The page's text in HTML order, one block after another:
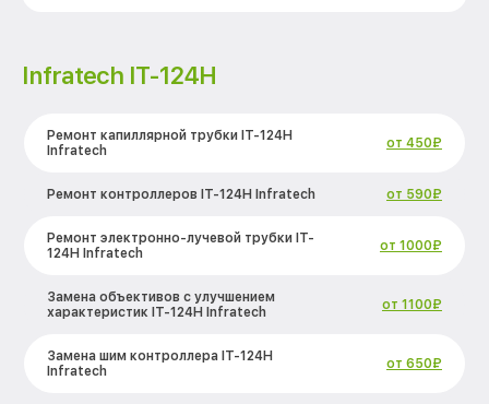
Infratech IT-124Н
Ремонт капиллярной трубки IT-124Н
Infratech
от 450₽
Ремонт контроллеров IT-124Н Infratech от 590₽
Ремонт электронно-лучевой трубки IT-
124Н Infratech
от 1000₽
Замена объективов с улучшением
характеристик IT-124Н Infratech
от 1100₽
Замена шим контроллера IT-124Н
Infratech
от 650₽